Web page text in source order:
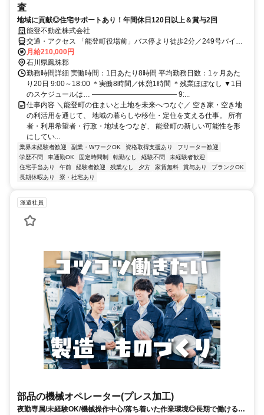
査
地域に貢献◎住宅サポートあり！年間休日120日以上＆賞与2回
能登不動産株式会社
交通・アクセス 「能登町役場前」バス停より徒歩2分／249号バイパ
ス中央より車で1分 ＊車通勤OK(駐車場完備) ＊住居の用意/家賃補助
あり
月給210,000円
石川県鳳珠郡
勤務時間詳細 実働時間：1日あたり8時間 平均勤務日数：1ヶ月あた
り20日 9:00～18:00 ＊実働8時間／休憩1時間 ＊残業ほぼなし ▼1日
のスケジュールは… ―――――――――――― 9:...
仕事内容 ＼能登町の住まいと土地を未来へつなぐ／ 空き家・空き地
の利活用を通じて、 地域の暮らしや移住・定住を支える仕事。 所有
者・利用希望者・行政・地域をつなぎ、 能登町の新しい可能性を形
にしてい...
業界未経験者歓迎 副業・WワークOK 資格取得支援あり
フリーター歓迎
学歴不問
車通勤OK 固定時間制 転勤なし 経験不問
未経験者歓迎
住宅手当あり
午前 経験者歓迎 残業なし 夕方 家賃無料 賞与あり
ブランクOK
長期休暇あり
寮・社宅あり
派遣社員
部品の機械オペレーター(プレス加工)
夜勤専属/未経験OK/機械操作中心/落ち着いた作業環境◎長期で働ける工